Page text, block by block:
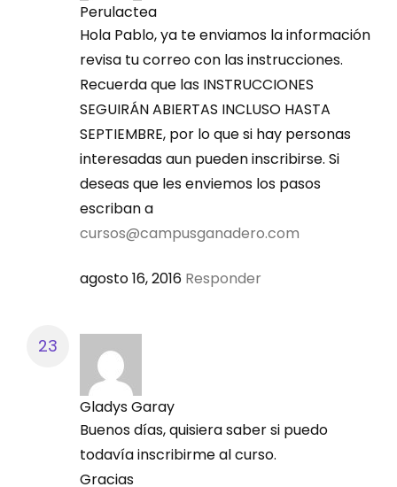
Perulactea
Hola Pablo, ya te enviamos la información
revisa tu correo con las instrucciones.
Recuerda que las INSTRUCCIONES
SEGUIRÁN ABIERTAS INCLUSO HASTA
SEPTIEMBRE, por lo que si hay personas
interesadas aun pueden inscribirse. Si
deseas que les enviemos los pasos
escriban a
cursos@campusganadero.com
agosto 16, 2016 Responder
Gladys Garay
Buenos días, quisiera saber si puedo
todavía inscribirme al curso.
Gracias